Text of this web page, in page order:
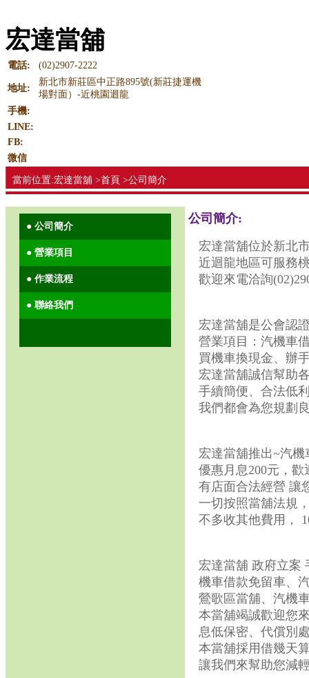
宏達當舖
電話: (02)2907-2222
地址:
新北市新莊區中正路895號(新莊捷運機
場對面）-近桃園迴龍
手機:
LINE:
FB:
微信
當前位置:宏達當舖 >首頁 >公司簡介
● 公司簡介
● 營業項目
● 作業流程
● 聯絡我們
公司簡介:
宏達當舖位於新北
近迴龍地區可服務
歡迎來電洽詢
宏達當舖是公會認
營業項目：汽機車
買機車換現金、辦
宏達當舖誠信幫助
手續簡便、合法低
我們都會為您規劃
宏達當舖推出~汽
優惠月息200元，歡
有店面合法經營 讓
一切按照當舖法規
不多收其他費用，
宏達當舖 政府立案
機車借款免留車、
鶯歌區當舖、汽機
本當舖竭誠歡迎您
息低保密、代償別
本當舖採用借幾天
讓我們來幫助您減